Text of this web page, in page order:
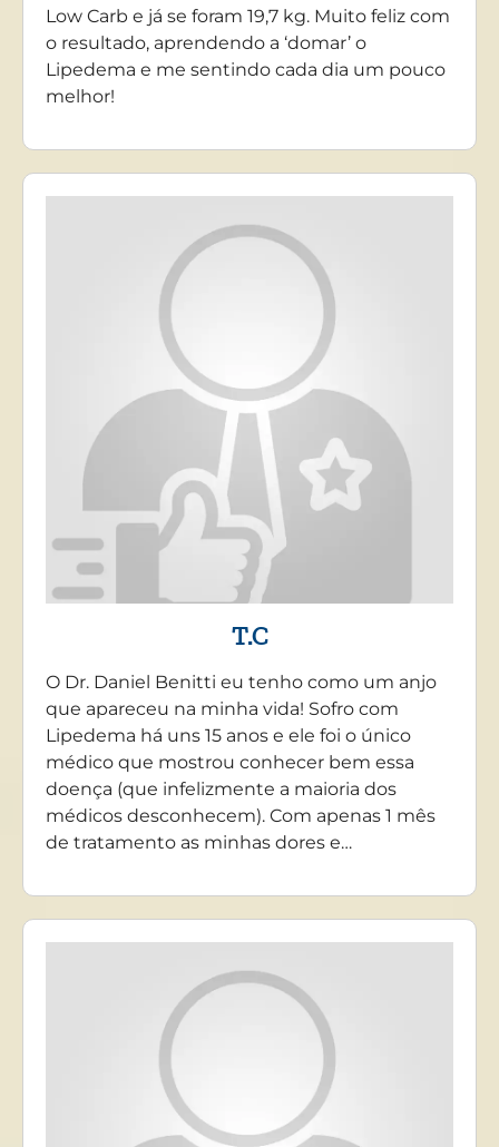
Low Carb e já se foram 19,7 kg. Muito feliz com
o resultado, aprendendo a ‘domar’ o
Lipedema e me sentindo cada dia um pouco
melhor!
T.C
O Dr. Daniel Benitti eu tenho como um anjo
que apareceu na minha vida! Sofro com
Lipedema há uns 15 anos e ele foi o único
médico que mostrou conhecer bem essa
doença (que infelizmente a maioria dos
médicos desconhecem). Com apenas 1 mês
de tratamento as minhas dores e…